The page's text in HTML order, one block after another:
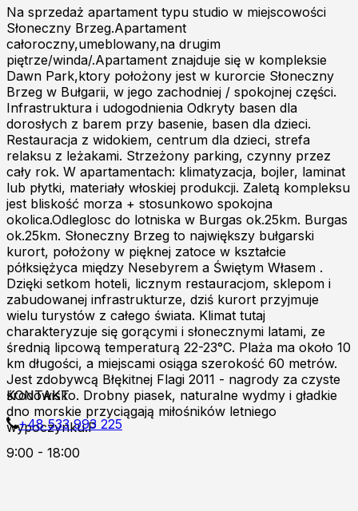
Na sprzedaż apartament typu studio w miejscowości
Słoneczny Brzeg.Apartament
całoroczny,umeblowany,na drugim
piętrze/winda/.Apartament znajduje się w kompleksie
Dawn Park,ktory położony jest w kurorcie Słoneczny
Brzeg w Bułgarii, w jego zachodniej / spokojnej części.
Infrastruktura i udogodnienia Odkryty basen dla
dorosłych z barem przy basenie, basen dla dzieci.
Restauracja z widokiem, centrum dla dzieci, strefa
relaksu z leżakami. Strzeżony parking, czynny przez
cały rok. W apartamentach: klimatyzacja, bojler, laminat
lub płytki, materiały włoskiej produkcji. Zaletą kompleksu
jest bliskość morza + stosunkowo spokojna
okolica.Odleglosc do lotniska w Burgas ok.25km. Burgas
ok.25km. Słoneczny Brzeg to największy bułgarski
kurort, położony w pięknej zatoce w kształcie
półksiężyca między Nesebyrem a Świętym Własem .
Dzięki setkom hoteli, licznym restauracjom, sklepom i
zabudowanej infrastrukturze, dziś kurort przyjmuje
wielu turystów z całego świata. Klimat tutaj
charakteryzuje się gorącymi i słonecznymi latami, ze
średnią lipcową temperaturą 22-23°C. Plaża ma około 10
km długości, a miejscami osiąga szerokość 60 metrów.
Jest zdobywcą Błękitnej Flagi 2011 - nagrody za czyste
środowisko. Drobny piasek, naturalne wydmy i gładkie
dno morskie przyciągają miłośników letniego
wypoczynku.P
KONTAKT
+48 533 993 225
9:00 - 18:00